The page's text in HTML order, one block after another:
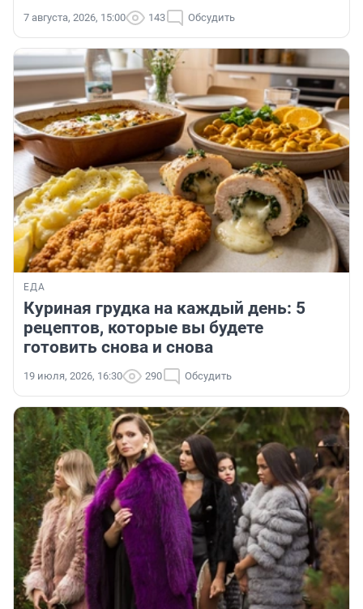
7 августа, 2026, 15:00 143 Обсудить
ЕДА
Куриная грудка на каждый день: 5
рецептов, которые вы будете
готовить снова и снова
19 июля, 2026, 16:30 290 Обсудить